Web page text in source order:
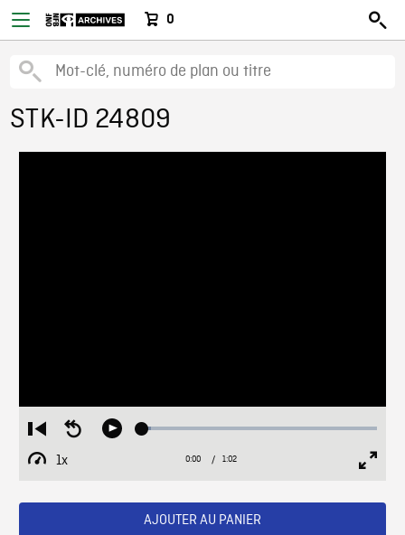
0
STK-ID 24809
Restart
from
beginning
Seek
Play Loaded:
1x
Playback
Current
0:00 / Duration
1:02
AJOUTER AU PANIER